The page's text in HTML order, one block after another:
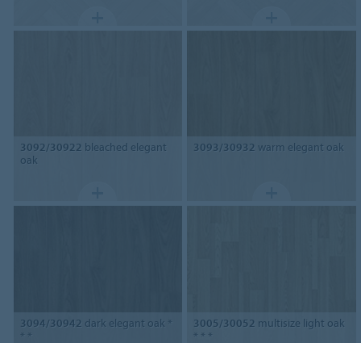
3092/30922 bleached elegant
oak
3093/30932 warm elegant oak
3094/30942 dark elegant oak *
* *
3005/30052 multisize light oak
* * *